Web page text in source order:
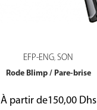
EFP-ENG, SON
Rode Blimp / Pare-brise
À partir de150,00 Dhs